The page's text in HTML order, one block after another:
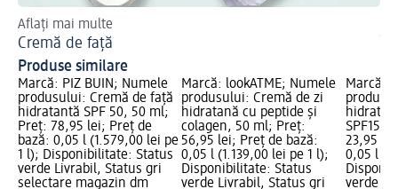
Aflați mai multe
Cremă de față
Produse similare
Marcă: PIZ BUIN; Numele
produsului: Cremă de față
hidratantă SPF 50, 50 ml;
Preț: 78,95 lei; Preț de
bază: 0,05 l (1.579,00 lei pe
1 l); Disponibilitate: Status
verde Livrabil, Status gri
selectare magazin dm
Marcă: lookATME; Numele
produsului: Cremă de zi
hidratană cu peptide și
colagen, 50 ml; Preț:
56,95 lei; Preț de bază:
0,05 l (1.139,00 lei pe 1 l);
Disponibilitate: Status
verde Livrabil, Status gri
Marcă:
SPF15,
23,95
0,05 l
verde